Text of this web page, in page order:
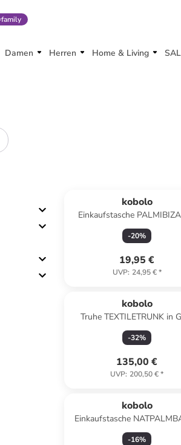
family
Damen Herren Home & Living
kobolo
Einkaufstasche
Braun
-20%
19,95 €
UVP: 24,95 €*
kobolo
Truhe TEXTILETRUNK in
-32%
135,00 €
UVP: 200,50 €*
kobolo
Einkaufstasche
Braun
-16%